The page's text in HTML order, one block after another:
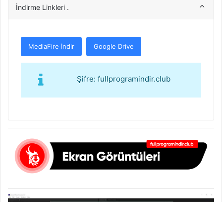
İndirme Linkleri .
MediaFire İndir Google Drive
Şifre: fullprogramindir.club